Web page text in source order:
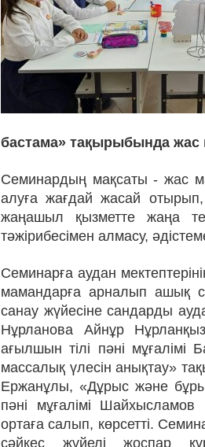
бастама» тақырыбында жас
Семинардың мақсаты - жас
алуға жағдай жасай отырып,
жаңашыл қызметте жаңа
тәжірибесімен алмасу,
Семинарға аудан
мамандарға арналып ашық
санау жүйесіне сандарды
Нұрланова Айнұр
ағылшын тілі пәні мұғалімі
массалық үлесін анықтау»
Ержанұлы, «Дұрыс және
пәні мұғалімі
ортаға салып, көрсетті.
сәйкес жүйелі жоспар